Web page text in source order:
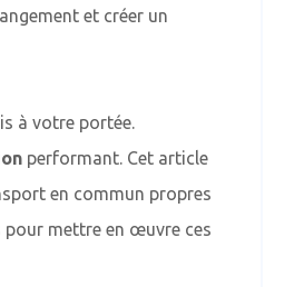
et créer un
à votre portée.
performant. Cet article
en commun propres
pour mettre en œuvre ces